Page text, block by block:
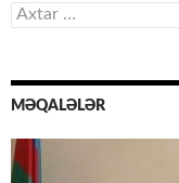
Axtarış:
MƏQALƏLƏR